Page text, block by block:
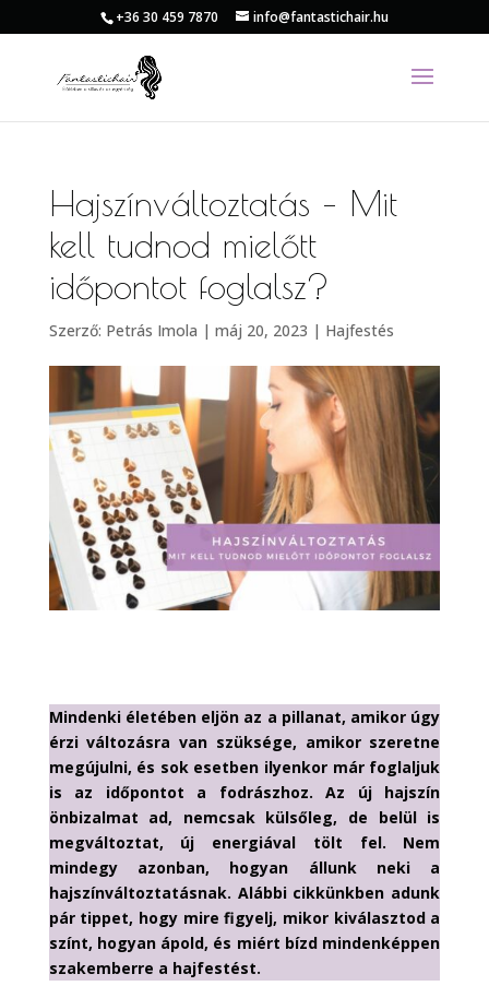
+36 30 459 7870 info@fantastichair.hu
Hajszínváltoztatás – Mit
kell tudnod mielőtt
időpontot foglalsz?
Szerző: Petrás Imola | máj 20, 2023 | Hajfestés
Mindenki életében eljön az a pillanat, amikor úgy
érzi változásra van szüksége, amikor szeretne
megújulni, és sok esetben ilyenkor már foglaljuk
is az időpontot a fodrászhoz. Az új hajszín
önbizalmat ad, nemcsak külsőleg, de belül is
megváltoztat, új energiával tölt fel. Nem
mindegy azonban, hogyan állunk neki a
hajszínváltoztatásnak. Alábbi cikkünkben adunk
pár tippet, hogy mire figyelj, mikor kiválasztod a
színt, hogyan ápold, és miért bízd mindenképpen
szakemberre a hajfestést.